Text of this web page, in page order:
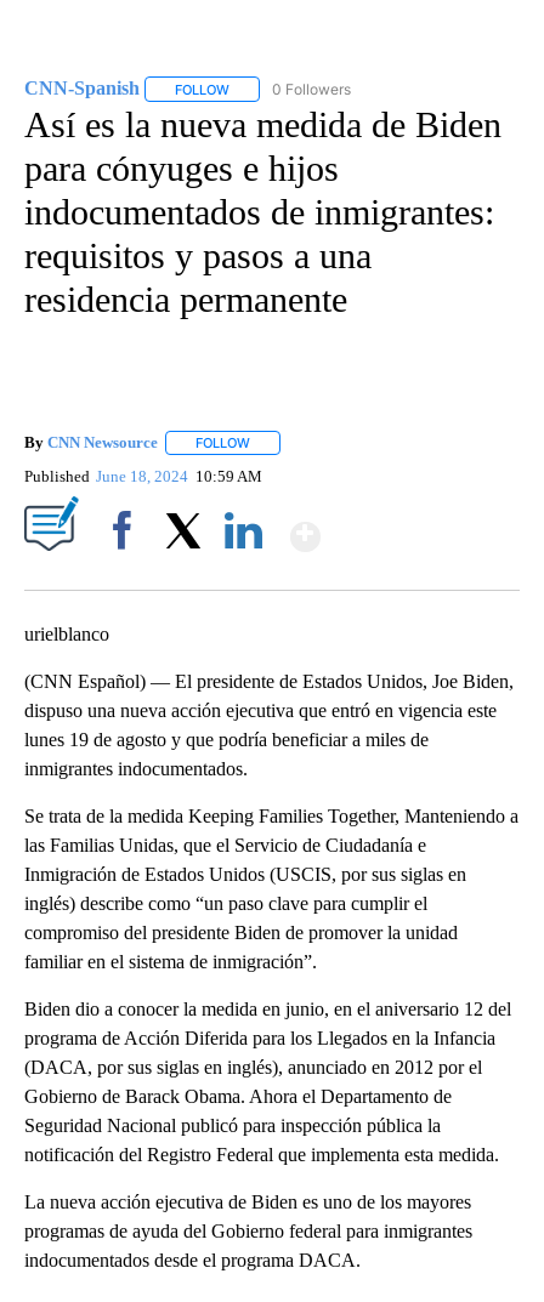
CNN-Spanish FOLLOW FOLLOW "CNN-SPANISH" TO RECEIVE
0 Followers
Así es la nueva medida de Biden
para cónyuges e hijos
indocumentados de inmigrantes:
requisitos y pasos a una
residencia permanente
By CNN Newsource FOLLOW
Published June 18, 2024 10:59 AM
urielblanco
(CNN Español) — El presidente de Estados Unidos, Joe Biden,
dispuso una nueva acción ejecutiva que entró en vigencia este
lunes 19 de agosto y que podría beneficiar a miles de
inmigrantes indocumentados.
Se trata de la medida Keeping Families Together, Manteniendo a
las Familias Unidas, que el Servicio de Ciudadanía e
Inmigración de Estados Unidos (USCIS, por sus siglas en
inglés) describe como “un paso clave para cumplir el
compromiso del presidente Biden de promover la unidad
familiar en el sistema de inmigración”.
Biden dio a conocer la medida en junio, en el aniversario 12 del
programa de Acción Diferida para los Llegados en la Infancia
(DACA, por sus siglas en inglés), anunciado en 2012 por el
Gobierno de Barack Obama. Ahora el Departamento de
Seguridad Nacional publicó para inspección pública la
notificación del Registro Federal que implementa esta medida.
La nueva acción ejecutiva de Biden es uno de los mayores
programas de ayuda del Gobierno federal para inmigrantes
indocumentados desde el programa DACA.